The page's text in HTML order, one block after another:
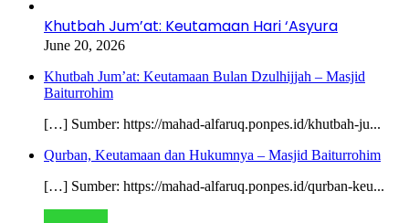
Khutbah Jum’at: Keutamaan Hari ‘Asyura
June 20, 2026
Khutbah Jum’at: Keutamaan Bulan Dzulhijjah – Masjid
Baiturrohim
[…] Sumber: https://mahad-alfaruq.ponpes.id/khutbah-ju...
Qurban, Keutamaan dan Hukumnya – Masjid Baiturrohim
[…] Sumber: https://mahad-alfaruq.ponpes.id/qurban-keu...